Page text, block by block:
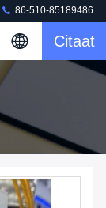
86-510-85189486
Citaat